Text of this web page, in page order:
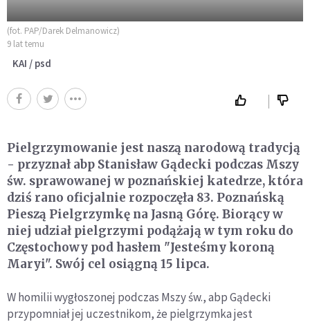
(fot. PAP/Darek Delmanowicz)
9 lat temu
KAI / psd
Pielgrzymowanie jest naszą narodową tradycją
- przyznał abp Stanisław Gądecki podczas Mszy
św. sprawowanej w poznańskiej katedrze, która
dziś rano oficjalnie rozpoczęła 83. Poznańską
Pieszą Pielgrzymkę na Jasną Górę. Biorący w
niej udział pielgrzymi podążają w tym roku do
Częstochowy pod hasłem "Jesteśmy koroną
Maryi". Swój cel osiągną 15 lipca.
W homilii wygłoszonej podczas Mszy św., abp Gądecki
przypomniał jej uczestnikom, że pielgrzymka jest